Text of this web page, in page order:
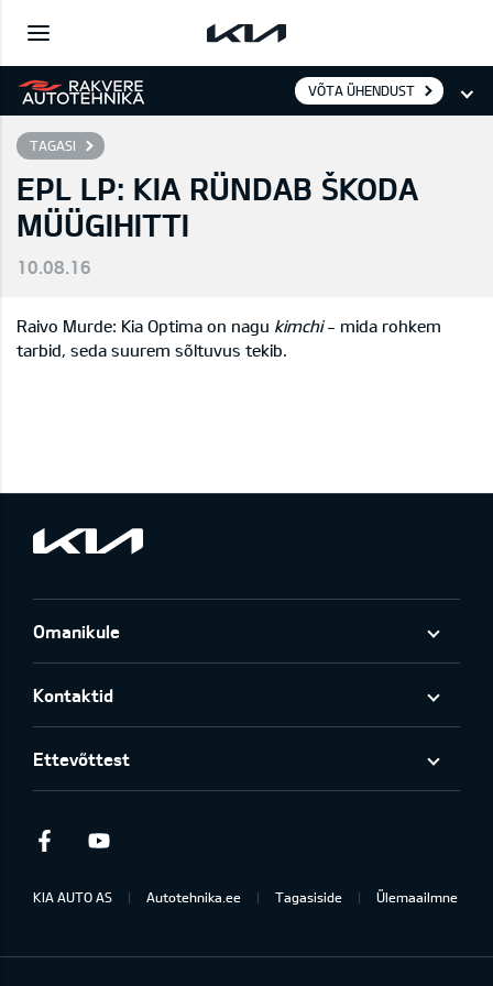
VÕTA ÜHENDUST
TAGASI
EPL LP: KIA RÜNDAB ŠKODA
MÜÜGIHITTI
10.08.16
Raivo Murde: Kia Optima on nagu kimchi- mida rohkem
tarbid, seda suurem sõltuvus tekib.
Omanikule
Kontaktid
Ettevõttest
Facebook
KIA AUTO AS Autotehnika.ee Tagasiside Ülemaailmne